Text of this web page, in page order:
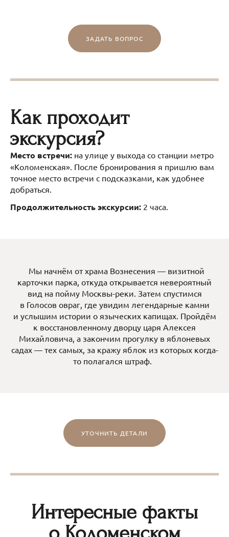
ЗАДАТЬ ВОПРОС
Как проходит
экскурсия?
Место встречи: на улице у выхода со станции метро
«Коломенская». После бронирования я пришлю вам
точное место встречи с подсказками, как удобнее
добраться.
Продолжительность экскурсии: 2 часа.
Мы начнём от храма Вознесения — визитной
карточки парка, откуда открывается невероятный
вид на пойму Москвы-реки. Затем спустимся
в Голосов овраг, где увидим легендарные камни
и услышим истории о языческих капищах. Пройдём
к восстановленному дворцу царя Алексея
Михайловича, а закончим прогулку в яблоневых
садах — тех самых, за кражу яблок из которых когда-
то полагался штраф.
УТОЧНИТЬ ДЕТАЛИ
Интересные факты